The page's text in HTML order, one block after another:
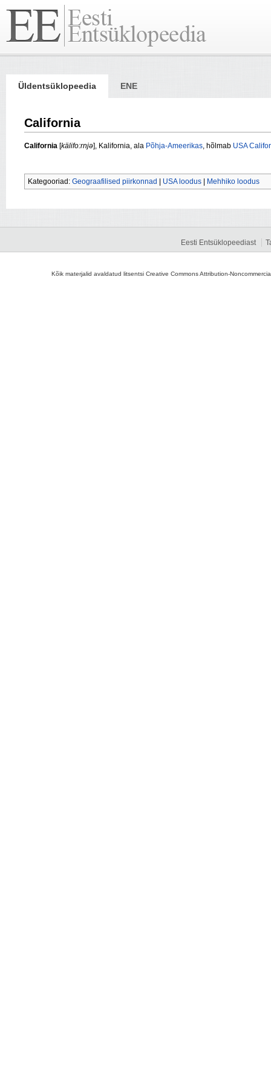
Üldentsüklopeedia ENE
California
California [kälifo:rnjə], Kalifornia, ala Põhja-Ameerikas, hõlmab USA
Kategooriad: Geograafilised piirkonnad USA loodus Mehhiko loodus
Eesti Entsüklopeediast
Kõik materjalid avaldatud litsentsi Creative Commons Attribution-